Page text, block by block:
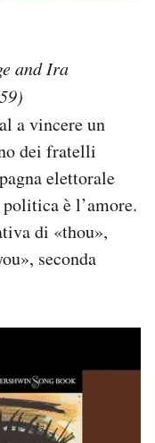
and Ira
a vincere un
dei fratelli
elettorale
è l’amore.
di «thou»,
seconda